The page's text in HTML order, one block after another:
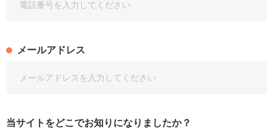
メールアドレス
当サイトをどこでお知りになりましたか？